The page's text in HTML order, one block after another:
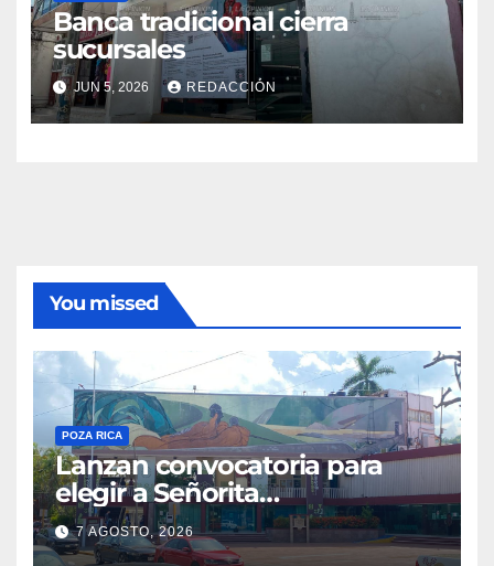
Banca tradicional cierra
sucursales
JUN 5, 2026 REDACCIÓN
You missed
POZA RICA
Lanzan convocatoria para
elegir a Señorita
Independencia, Patria y
Libertad 2026
7 AGOSTO, 2026